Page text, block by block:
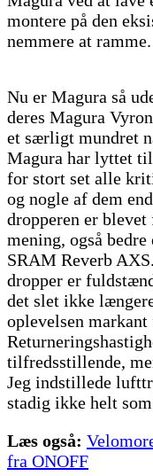
montere på den
nemmere at ramme.
Nu er Magura så
deres Magura
et særligt mundret
Magura har lyttet
for stort set alle
og nogle af dem
dropperen er
mening, også
SRAM Reverb
dropper er
det slet ikke
oplevelsen
tilfredsstillende,
Jeg indstillede
stadig ikke helt
Læs også:
fra ONOFF